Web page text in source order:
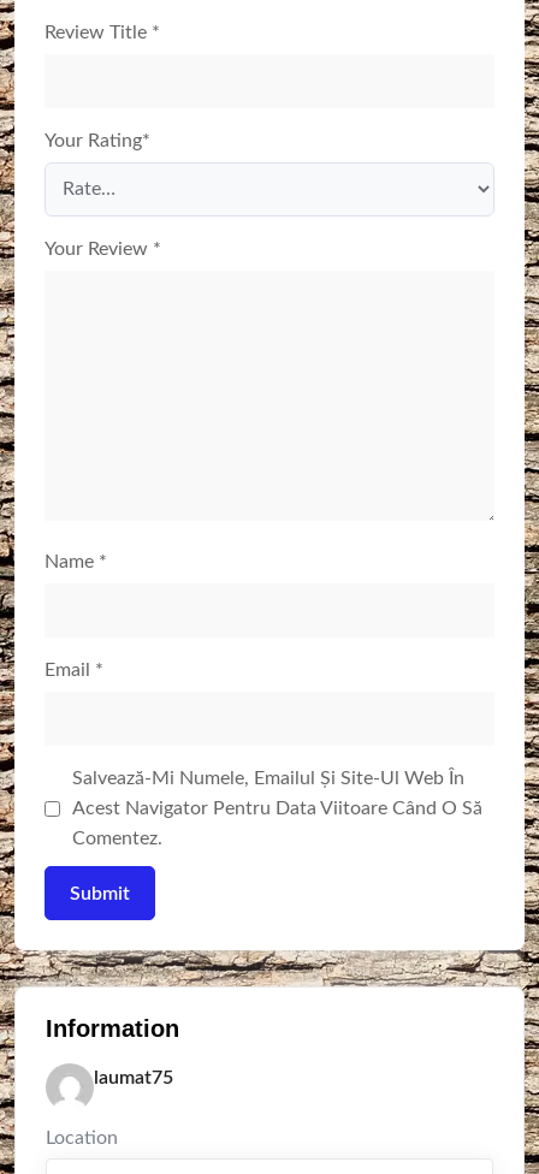
Review Title *
Your Rating*
Your Review *
Name *
Email *
Salvează-Mi Numele, Emailul Și Site-Ul Web În
Acest Navigator Pentru Data Viitoare Când O Să
Comentez.
Information
laumat75
Location